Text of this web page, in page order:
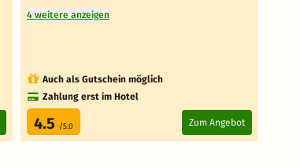
4 weitere anzeigen
Auch als Gutschein möglich
Zahlung erst im Hotel
4.5 /5.0 Zum Angebot